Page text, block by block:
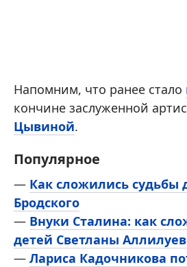
Напомним, что ранее стало
кончине заслуженной
Цывиной.
Популярное
— Как сложились судьбы
Бродского
— Внуки Сталина: как
детей Светланы
— Лариса Кадочникова